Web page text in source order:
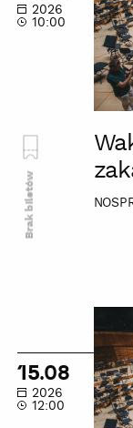
2026
10:00
Brak biletów
zwiedzanie
zakamarków
NOSPR
15.08
2026
12:00